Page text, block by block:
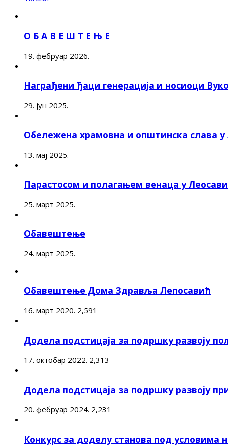
О Б А В Е Ш Т Е Њ Е
19. фебруар 2026.
Награђени ђаци генерација и носиоци
29. јун 2025.
Обележена храмовна и општинска слава у
13. мај 2025.
Парастосом и полагањем венаца у
25. март 2025.
Обавештење
24. март 2025.
Обавештење Дома Здравља Лепосавић
16. март 2020. 2,591
Додела подстицаја за подршку развоју
17. октобар 2022. 2,313
Додела подстицаја за подршку развоју
20. фебруар 2024. 2,231
Конкурс за доделу станова под условима